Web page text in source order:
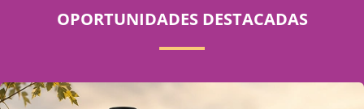
OPORTUNIDADES DESTACADAS